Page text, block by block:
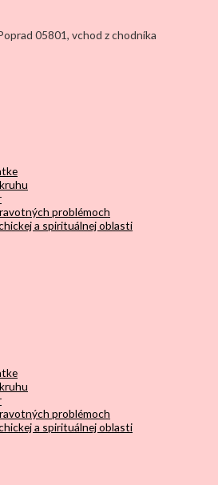
05801, vchod z chodníka
problémoch
a spirituálnej oblasti
problémoch
a spirituálnej oblasti